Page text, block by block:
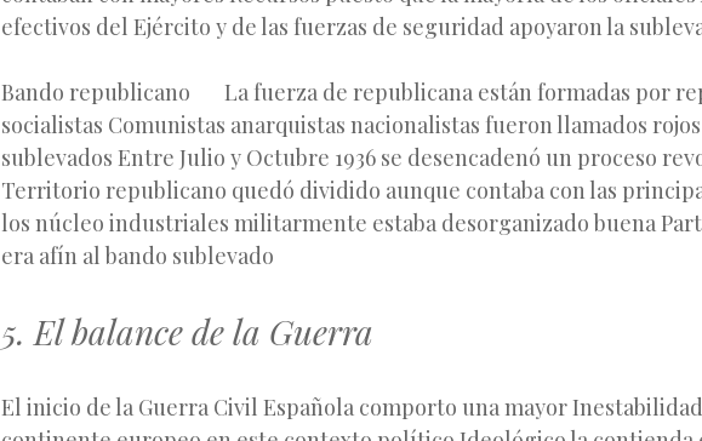
efectivos del Ejército y de las fuerzas de seguridad apoyaron la
Bando republicano La fuerza de republicana están formadas por
socialistas Comunistas anarquistas nacionalistas fueron llamados
sublevados Entre Julio y Octubre 1936 se desencadenó un proceso
Territorio republicano quedó dividido aunque contaba con las
los núcleo industriales militarmente estaba desorganizado buena
era afín al bando sublevado
5. El balance de la Guerra
El inicio de la Guerra Civil Española comporto una mayor